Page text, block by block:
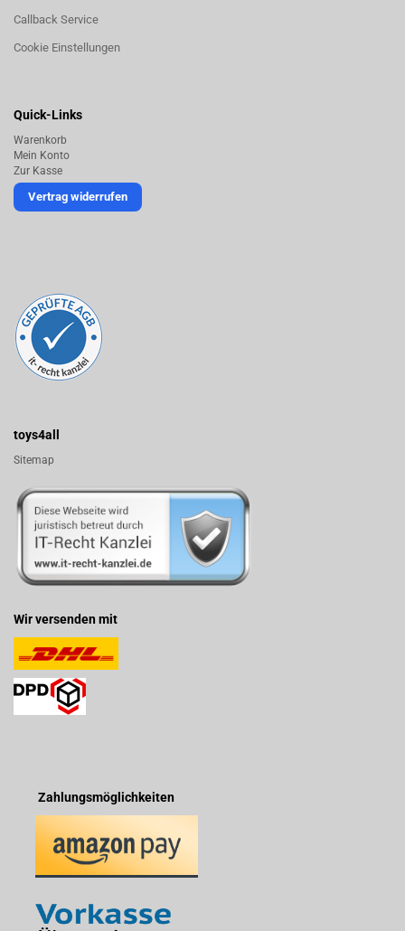
Callback Service
Cookie Einstellungen
Quick-Links
Warenkorb
Mein Konto
Zur Kasse
Vertrag widerrufen
toys4all
Sitemap
Wir versenden mit
Zahlungsmöglichkeiten